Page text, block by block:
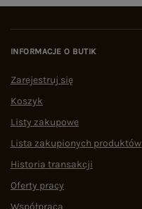
INFORMACJE O BUTIK
Zarejestruj się
Koszyk
Listy zakupowe
Lista zakupionych produktów
Historia transakcji
Oferty pracy
Współpraca